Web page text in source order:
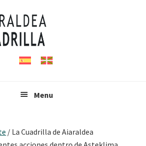
Menu
/ La Cuadrilla de Aiaraldea